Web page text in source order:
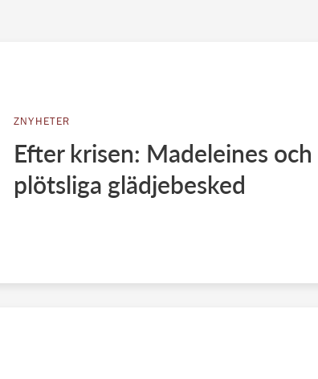
ZNYHETER
Efter krisen: Madeleines och
plötsliga glädjebesked